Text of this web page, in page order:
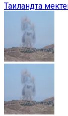
Таиландта